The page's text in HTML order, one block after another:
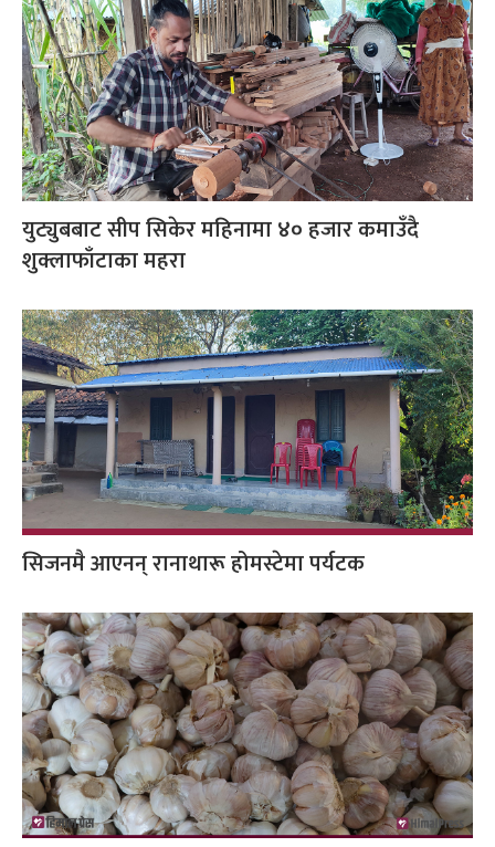
युट्युबबाट सीप सिकेर महिनामा ४० हजार कमाउँदै
शुक्लाफाँटाका महरा
सिजनमै आएनन् रानाथारू होमस्टेमा पर्यटक